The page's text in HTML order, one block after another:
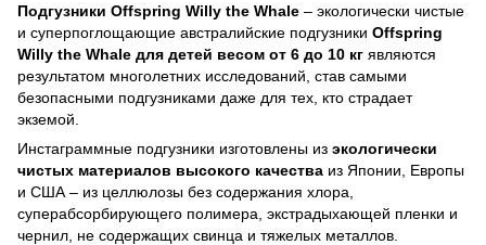
Подгузники Offspring Willy the Whale – экологически чистые
и суперпоглощающие австралийские подгузники Offspring
Willy the Whale для детей весом от 6 до 10 кг являются
результатом многолетних исследований, став самыми
безопасными подгузниками даже для тех, кто страдает
экземой.
Инстаграммные подгузники изготовлены из экологически
чистых материалов высокого качества из Японии, Европы
и США – из целлюлозы без содержания хлора,
суперабсорбирующего полимера, экстрадыхающей пленки и
чернил, не содержащих свинца и тяжелых металлов.